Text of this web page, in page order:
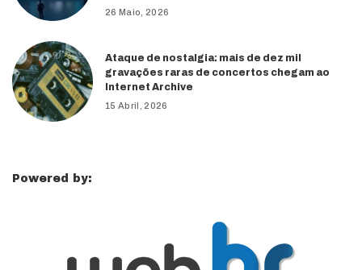
26 Maio, 2026
Ataque de nostalgia: mais de dez mil
gravações raras de concertos chegam ao
Internet Archive
15 Abril, 2026
Powered by: